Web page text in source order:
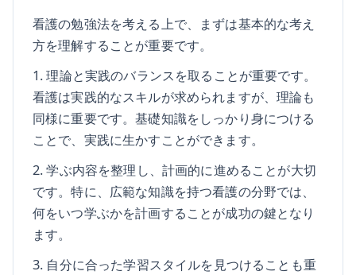
看護の勉強法を考える上で、まずは基本的な考え
方を理解することが重要です。
1. 理論と実践のバランスを取ることが重要です。
看護は実践的なスキルが求められますが、理論も
同様に重要です。基礎知識をしっかり身につける
ことで、実践に生かすことができます。
2. 学ぶ内容を整理し、計画的に進めることが大切
です。特に、広範な知識を持つ看護の分野では、
何をいつ学ぶかを計画することが成功の鍵となり
ます。
3. 自分に合った学習スタイルを見つけることも重